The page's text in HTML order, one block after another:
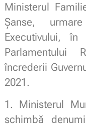
Ministerul
Șanse,
Executivului,
Parlamentului
încrederii
2021.
1. Ministerul
schimbă